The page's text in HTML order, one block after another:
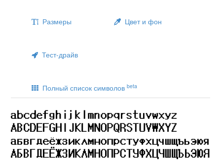
Размеры Цвет и фон
Тест-драйв
Полный список символов beta